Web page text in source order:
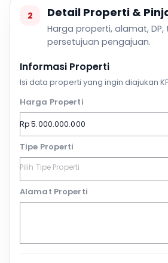
2 Detail Properti &
Harga properti, alamat, DP,
persetujuan pengajuan.
Informasi Properti
Isi data properti yang ingin diajukan
Harga Properti
Tipe Properti
Alamat Properti